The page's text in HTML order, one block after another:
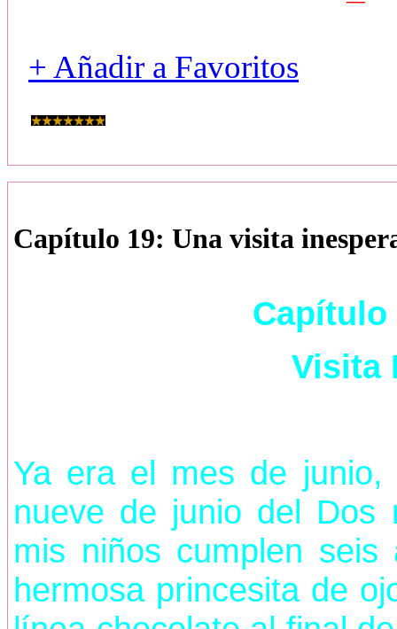
+ Añadir a Favoritos
Capítulo 19: Una visita
Capítulo
Visita
Ya era el mes de junio,
nueve de junio del
mis niños cumplen
hermosa princesita de